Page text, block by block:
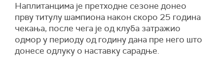
Наплитанцима је претходне сезоне донео
прву титулу шампиона након скоро 25 година
чекања, после чега је од клуба затражио
одмор у периоду од годину дана пре него што
донесе одлуку о наставку сарадње.